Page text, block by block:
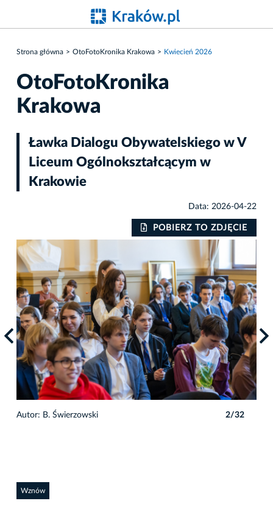
Strona główna OtoFotoKronika Krakowa Kwiecień 2026
OtoFotoKronika
Krakowa
Ławka Dialogu Obywatelskiego w V
Liceum Ogólnokształcącym w
Krakowie
Data: 2026-04-22
POBIERZ TO ZDJĘCIE
Autor: B. Świerzowski 2/32
Wznów